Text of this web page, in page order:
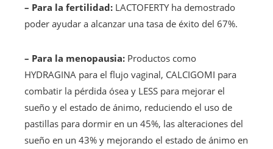
– Para la fertilidad: LACTOFERTY ha demostrado
poder ayudar a alcanzar una tasa de éxito del 67%.
– Para la menopausia: Productos como
HYDRAGINA para el flujo vaginal, CALCIGOMI para
combatir la pérdida ósea y LESS para mejorar el
sueño y el estado de ánimo, reduciendo el uso de
pastillas para dormir en un 45%, las alteraciones del
sueño en un 43% y mejorando el estado de ánimo en